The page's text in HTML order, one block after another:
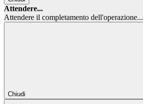
Attendere...
Attendere il completamento dell'operazione...
Chiudi